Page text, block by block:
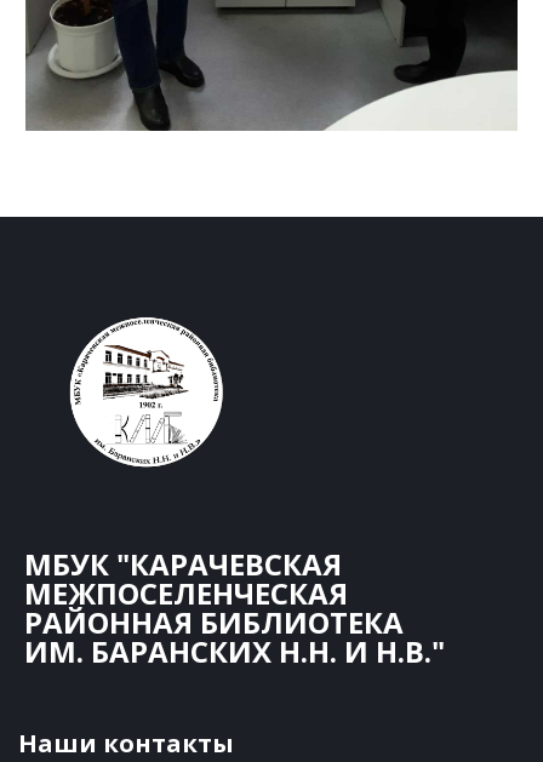
МБУК "КАРАЧЕВСКАЯ
МЕЖПОСЕЛЕНЧЕСКАЯ
РАЙОННАЯ БИБЛИОТЕКА
ИМ. БАРАНСКИХ Н.Н. И Н.В."
Наши контакты